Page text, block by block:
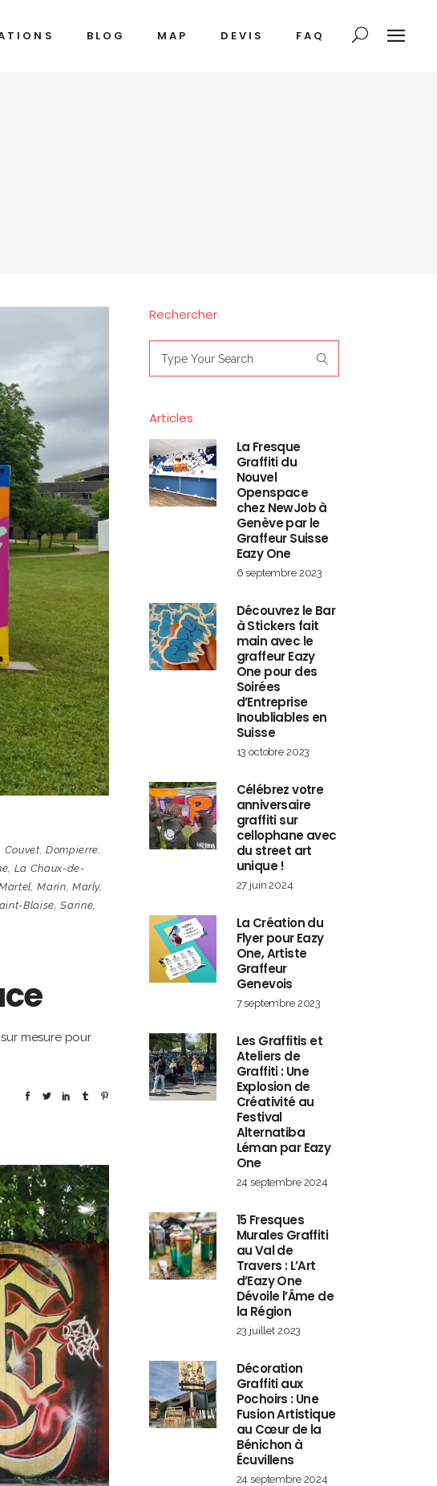
BLOG MAP DEVIS FAQ
Couvet, Dompierre,
, La Chaux-de-
,Marin, Marly,
Blaise,Sarine,
mesure pour
Rechercher
for:
Articles
La Fresque
Graffiti du
Nouvel
Openspace
chez NewJob à
Genève par le
Graffeur Suisse
Eazy One
6 septembre 2023
Découvrez le Bar
à Stickers fait
main avec le
graffeur Eazy
One pour des
Soirées
d’Entreprise
Inoubliables en
Suisse
13 octobre 2023
Célébrez votre
anniversaire
graffiti sur
cellophane avec
du street art
unique !
27 juin 2024
La Création du
Flyer pour Eazy
One, Artiste
Graffeur
Genevois
7 septembre 2023
Les Graffitis et
Ateliers de
Graffiti : Une
Explosion de
Créativité au
Festival
Alternatiba
Léman par Eazy
One
24 septembre 2024
15 Fresques
Murales Graffiti
au Val de
Travers : L’Art
d’Eazy One
Dévoile l’Âme de
la Région
23 juillet 2023
Décoration
Graffiti aux
Pochoirs : Une
Fusion Artistique
au Cœur de la
Bénichon à
Écuvillens
24 septembre 2024